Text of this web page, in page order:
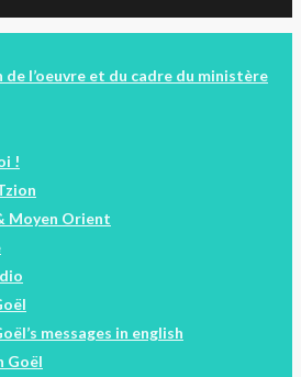
l’oeuvre et du cadre du ministère
!
Moyen Orient
messages in english
Goël